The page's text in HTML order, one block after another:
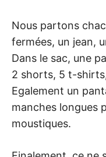
Nous partons
fermées, un jean,
Dans le sac, une
2 shorts, 5 t-
Egalement un
manches longues
moustiques.